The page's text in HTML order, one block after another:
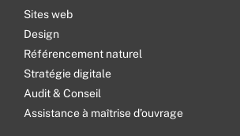
Sites web
Design
Référencement naturel
Stratégie digitale
Audit & Conseil
Assistance à maîtrise d’ouvrage